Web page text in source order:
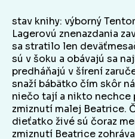
stav knihy: výborný
Lagerovú znenazdania
sa stratilo len
sú v šoku a obávajú sa
predháňajú v šírení
snaží bábätko čím skôr
niečo tají a nikto nechce
zmiznutí malej Beatrice.
dieťatko živé sú čoraz
zmiznutí Beatrice